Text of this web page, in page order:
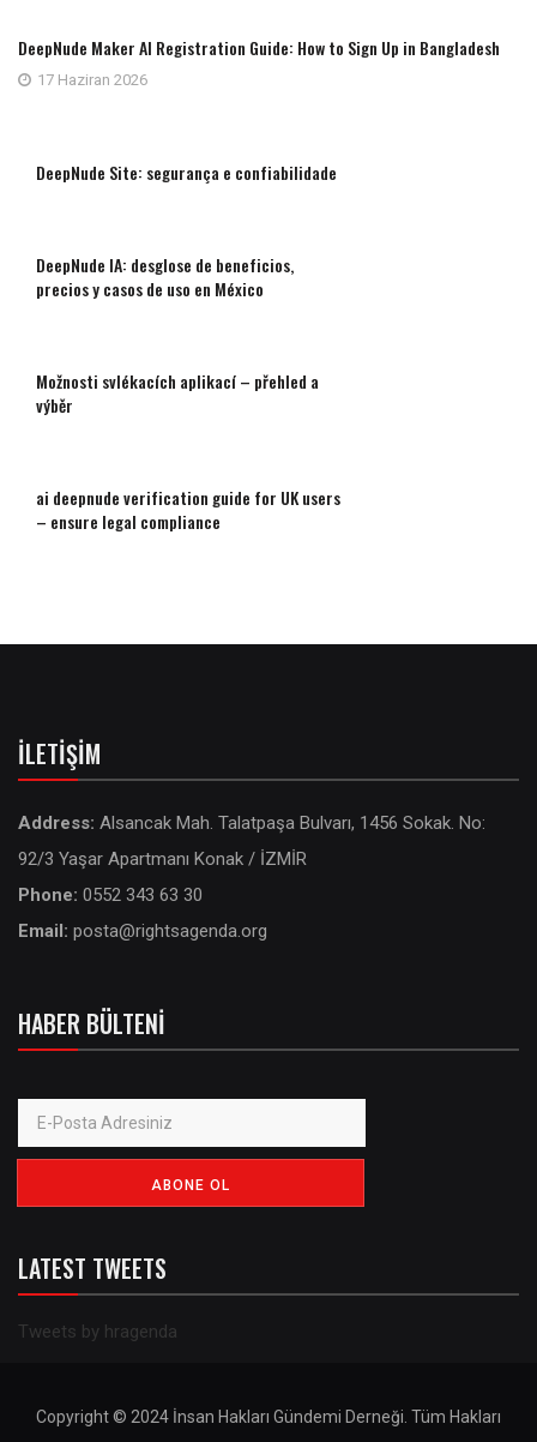
DeepNude Maker AI Registration Guide: How to Sign Up in Bangladesh
17 Haziran 2026
DeepNude Site: segurança e confiabilidade
DeepNude IA: desglose de beneficios,
precios y casos de uso en México
Možnosti svlékacích aplikací – přehled a
výběr
ai deepnude verification guide for UK users
– ensure legal compliance
İLETIŞIM
Address: Alsancak Mah. Talatpaşa Bulvarı, 1456 Sokak. No:
92/3 Yaşar Apartmanı Konak / İZMİR
Phone: 0552 343 63 30
Email: posta@rightsagenda.org
HABER BÜLTENI
LATEST TWEETS
Tweets by hragenda
Copyright © 2024 İnsan Hakları Gündemi Derneği. Tüm Hakları